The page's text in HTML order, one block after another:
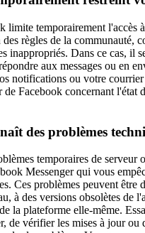
limite temporairement l'accès
règles de la communauté,
inappropriés. Dans ce cas, il
aux messages ou en
notifications ou votre
de Facebook concernant l'état
des problèmes
temporaires de serveur
Messenger qui vous
Ces problèmes peuvent être
à des versions obsolètes de
la plateforme elle-même.
de vérifier les mises à jour ou